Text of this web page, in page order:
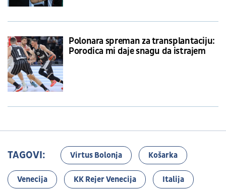
Polonara spreman za transplantaciju:
Porodica mi daje snagu da istrajem
TAGOVI: Virtus Bolonja Košarka
Venecija KK Rejer Venecija Italija